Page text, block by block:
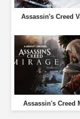
Assassin's Creed
Assassin's Creed